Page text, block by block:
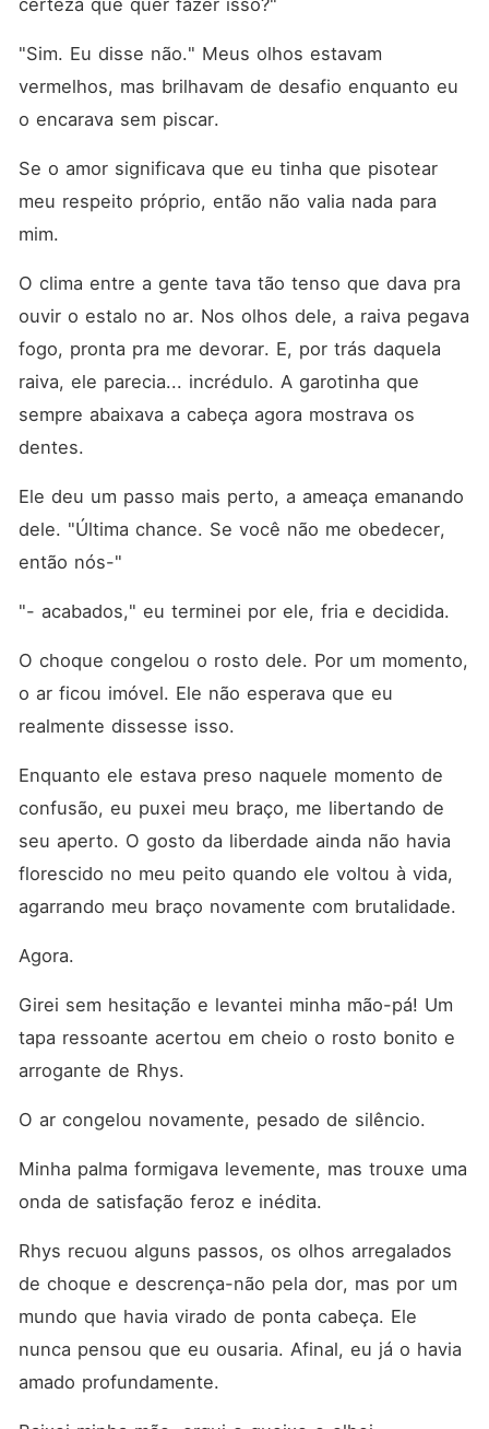
certeza que quer fazer isso?"
"Sim. Eu disse não." Meus olhos estavam
vermelhos, mas brilhavam de desafio enquanto eu
o encarava sem piscar.
Se o amor significava que eu tinha que pisotear
meu respeito próprio, então não valia nada para
mim.
O clima entre a gente tava tão tenso que dava pra
ouvir o estalo no ar. Nos olhos dele, a raiva pegava
fogo, pronta pra me devorar. E, por trás daquela
raiva, ele parecia... incrédulo. A garotinha que
sempre abaixava a cabeça agora mostrava os
dentes.
Ele deu um passo mais perto, a ameaça emanando
dele. "Última chance. Se você não me obedecer,
então nós-"
"- acabados," eu terminei por ele, fria e decidida.
O choque congelou o rosto dele. Por um momento,
o ar ficou imóvel. Ele não esperava que eu
realmente dissesse isso.
Enquanto ele estava preso naquele momento de
confusão, eu puxei meu braço, me libertando de
seu aperto. O gosto da liberdade ainda não havia
florescido no meu peito quando ele voltou à vida,
agarrando meu braço novamente com brutalidade.
Agora.
Girei sem hesitação e levantei minha mão-pá! Um
tapa ressoante acertou em cheio o rosto bonito e
arrogante de Rhys.
O ar congelou novamente, pesado de silêncio.
Minha palma formigava levemente, mas trouxe uma
onda de satisfação feroz e inédita.
Rhys recuou alguns passos, os olhos arregalados
de choque e descrença-não pela dor, mas por um
mundo que havia virado de ponta cabeça. Ele
nunca pensou que eu ousaria. Afinal, eu já o havia
amado profundamente.